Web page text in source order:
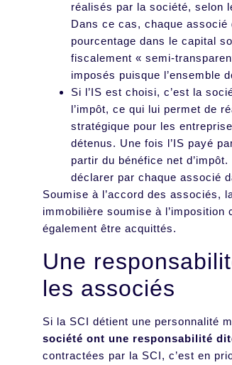
réalisés par la société, selon
Dans ce cas, chaque
pourcentage dans le capital
fiscalement « semi-
imposés puisque l’ensemble
Si l’IS est choisi, c’est la
l’impôt, ce qui lui permet de
stratégique pour les
détenus. Une fois l’IS payé
partir du bénéfice net d’impôt.
déclarer par chaque associé
Soumise à l’accord des associés,
immobilière soumise à
également être acquittés.
Une
les associés
Si la SCI détient une personnalité
société ont une responsabilité
contractées par la SCI, c’est en